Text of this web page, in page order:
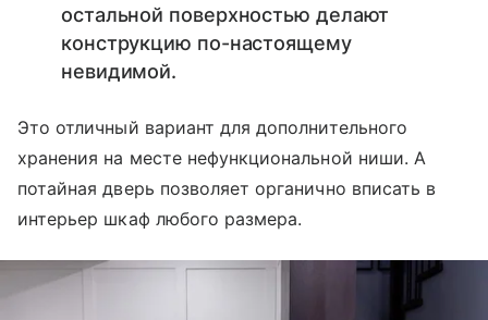
остальной поверхностью делают
конструкцию по-настоящему
невидимой.
Это отличный вариант для дополнительного
хранения на месте нефункциональной ниши. А
потайная дверь позволяет органично вписать в
интерьер шкаф любого размера.